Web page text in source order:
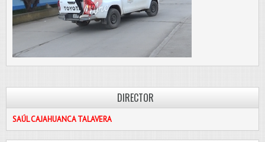
DIRECTOR
SAÚL CAJAHUANCA TALAVERA